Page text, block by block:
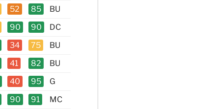
52 85
BU
90 90
DC
34 75
BU
41 82
BU
40 95
G
90 91
MC